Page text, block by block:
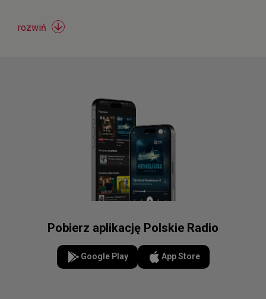
rozwiń 
Pobierz aplikację Polskie Radio
Google Play App Store